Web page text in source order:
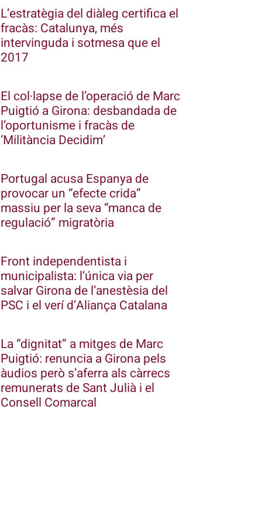
L’estratègia del diàleg certifica el
fracàs: Catalunya, més
intervinguda i sotmesa que el
2017
El col·lapse de l’operació de Marc
Puigtió a Girona: desbandada de
l’oportunisme i fracàs de
‘Militància Decidim’
Portugal acusa Espanya de
provocar un “efecte crida”
massiu per la seva “manca de
regulació” migratòria
Front independentista i
municipalista: l’única via per
salvar Girona de l’anestèsia del
PSC i el verí d’Aliança Catalana
La “dignitat” a mitges de Marc
Puigtió: renuncia a Girona pels
àudios però s’aferra als càrrecs
remunerats de Sant Julià i el
Consell Comarcal